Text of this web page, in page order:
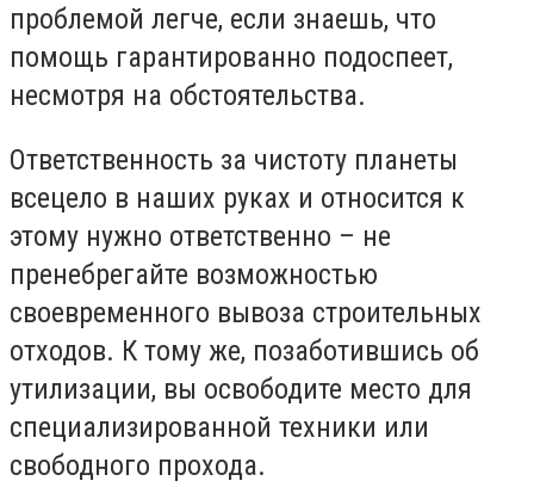
проблемой легче, если знаешь, что
помощь гарантированно подоспеет,
несмотря на обстоятельства.
Ответственность за чистоту планеты
всецело в наших руках и относится к
этому нужно ответственно – не
пренебрегайте возможностью
своевременного вывоза строительных
отходов. К тому же, позаботившись об
утилизации, вы освободите место для
специализированной техники или
свободного прохода.